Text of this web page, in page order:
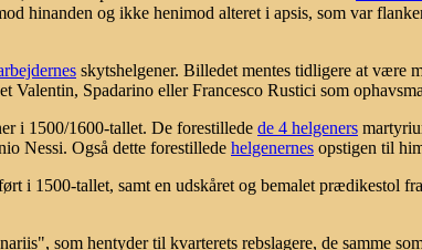
hinanden og ikke henimod alteret i apsis, som var
skytshelgener. Billedet mentes tidligere at være
Valentin, Spadarino eller Francesco Rustici som
i 1500/1600-tallet. De forestillede de 4 helgeners
Nessi. Også dette forestillede helgenernes opstigen til
i 1500-tallet, samt en udskåret og bemalet prædikestol
som hentyder til kvarterets rebslagere, de samme